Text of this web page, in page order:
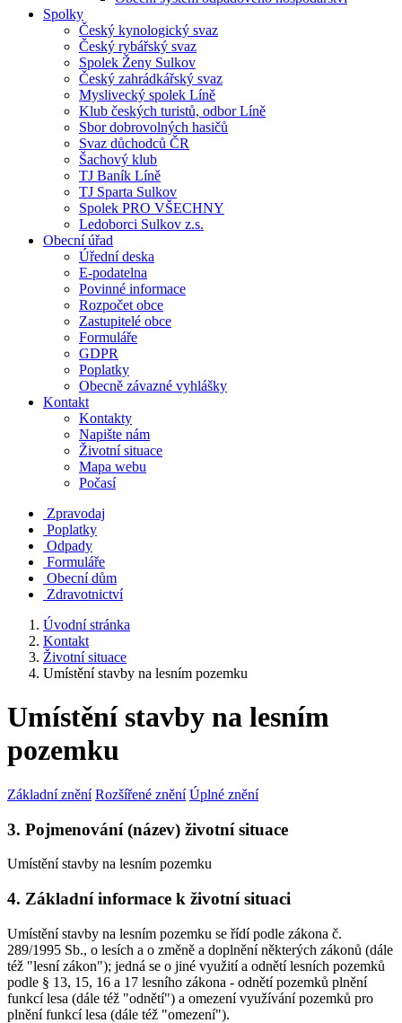
Spolky
Český kynologický svaz
Český rybářský svaz
Spolek Ženy Sulkov
Český zahrádkářský svaz
Myslivecký spolek Líně
Klub českých turistů, odbor Líně
Sbor dobrovolných hasičů
Svaz důchodců ČR
Šachový klub
TJ Baník Líně
TJ Sparta Sulkov
Spolek PRO VŠECHNY
Ledoborci Sulkov z.s.
Obecní úřad
Úřední deska
E-podatelna
Povinné informace
Rozpočet obce
Zastupitelé obce
Formuláře
GDPR
Poplatky
Obecně závazné vyhlášky
Kontakt
Kontakty
Napište nám
Životní situace
Mapa webu
Počasí
Zpravodaj
Poplatky
Odpady
Formuláře
Obecní dům
Zdravotnictví
Úvodní stránka
Kontakt
Životní situace
Umístění stavby na lesním pozemku
Umístění stavby na lesním
pozemku
Základní znění Rozšířené znění Úplné znění
3. Pojmenování (název) životní situace
Umístění stavby na lesním pozemku
4. Základní informace k životní situaci
Umístění stavby na lesním pozemku se řídí podle zákona č.
289/1995 Sb., o lesích a o změně a doplnění některých zákonů (dále
též "lesní zákon"); jedná se o jiné využití a odnětí lesních pozemků
podle § 13, 15, 16 a 17 lesního zákona - odnětí pozemků plnění
funkcí lesa (dále též "odnětí") a omezení využívání pozemků pro
plnění funkcí lesa (dále též "omezení").